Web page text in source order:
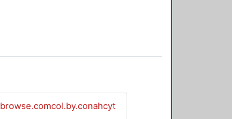
browse.comcol.by.conahcyt